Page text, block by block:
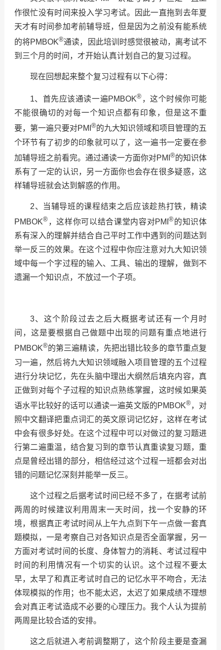
作很忙没有时间来投入学习考试。因此一直拖到去年夏
天才有时间参加考前辅导班，但是因为之前没有能系统
的将PMBOK®通读，因此培训时感觉很被动，离考试不
到三个月的时间，才开始认真计划自己的复习过程。
现在回想起来整个复习过程有以下心得：
1、首先应该通读一遍PMBOK® ，这个时候你可能
不能很确切的对每一个知识点都有印象，但是这不重
要，第一遍只要对PMI ®的九大知识领域和项目管理的五
个环节有了初步的印象就可以了，这一遍书一定要在参
加辅导班之前看完。通过通读一方面你对PMI®的知识体
系有了一定的认识，另一方面你也会存在很多疑惑，这
样辅导班就会达到解惑的作用。
2、当辅导班的课程结束之后应该趁热打铁，精读
PMBOK®，这样你可以结合课堂内容对PMI®的知识体
系有深入的理解并结合自己平时工作中遇到的问题达到
举一反三的效果。在这个过程中你应注意对九大知识领
域中每一个字过程的输入、工具、输出的理解，做到不
遗漏一个知识点，不放过一个子项。
3、这个阶段过去之后大概据考试还有一个月时
间，这是要根据自己做题中出现的问题有重点地进行
PMBOK®的第三遍精读，先把出错比较多的章节重点复
习一遍，然后将九大知识领域融入项目管理的五个过程
进行分块记忆，先在头脑中理出大纲然后填充内容，真
正做到对每个子过程的知识点熟练掌握，这时候如果英
语水平比较好的话可以通读一遍英文版的PMBOK®，对
照中文翻译把重点词汇的英文原词记忆好，这样在考试
中会有很多好处。在这个过程中可以对做过的复习题进
行第二遍重温，结合复习到的章节认真重读复习题，重
点是曾经出错的部分，相信经过这个过程一班都会对出
错的问题记忆深刻并能举一反三。
这个过程之后据考试时间已经不多了，在据考试前
两周的时候建议利用周末一天时间，找一个安静的环
境，根据真正考试时间从上午九点到下午一点做一套真
题模拟，一是考察自己对各知识点是否全面掌握，另一
方面对考试时间的长度、身体智力的消耗、考试过程中
时间的利用情况有一个切实的认识。这个过程不要太
早，太早了和真正考试时自己的记忆水平不吻合，无法
体现模拟的作用；也不能太迟，太迟了如果成绩不理想
会对真正考试造成不必要的心理压力。我个人认为提前
两周是比较合适的安排。
这之后就进入考前调整期了，这个阶段主要是查漏